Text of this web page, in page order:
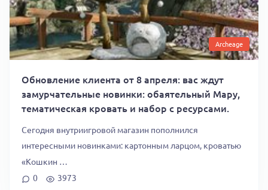
Archeage
Обновление клиента от 8 апреля: вас ждут
замурчательные новинки: обаятельный Мару,
тематическая кровать и набор с ресурсами.
Сегодня внутриигровой магазин пополнился
интересными новинками: картонным ларцом, кроватью
«Кошкин …
0
3973